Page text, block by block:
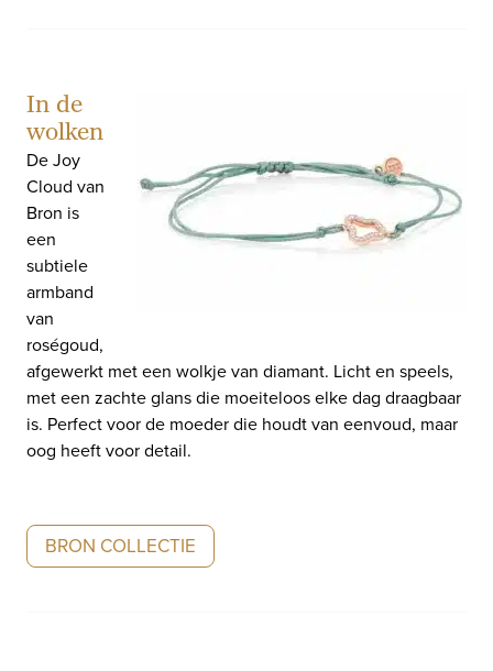
In de
wolken
De Joy
Cloud van
Bron is
een
subtiele
armband
van
roségoud,
afgewerkt met een wolkje van diamant. Licht en speels,
met een zachte glans die moeiteloos elke dag draagbaar
is. Perfect voor de moeder die houdt van eenvoud, maar
oog heeft voor detail.
BRON COLLECTIE